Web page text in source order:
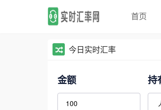
首页
今日实时汇率
金额 持